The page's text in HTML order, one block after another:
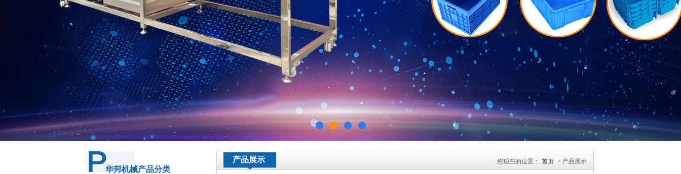
华邦机械产品分类
产品展示 您现在的位置： 首页 > 产品展示